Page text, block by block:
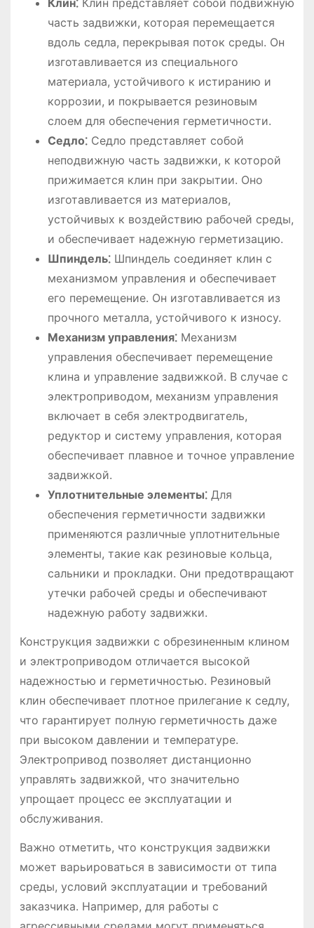
Клин⁚Клин представляет собой подвижную
часть задвижки, которая перемещается
вдоль седла, перекрывая поток среды. Он
изготавливается из специального
материала, устойчивого к истиранию и
коррозии, и покрывается резиновым
слоем для обеспечения герметичности.
Седло⁚Седло представляет собой
неподвижную часть задвижки, к которой
прижимается клин при закрытии. Оно
изготавливается из материалов,
устойчивых к воздействию рабочей среды,
и обеспечивает надежную герметизацию.
Шпиндель⁚Шпиндель соединяет клин с
механизмом управления и обеспечивает
его перемещение. Он изготавливается из
прочного металла, устойчивого к износу.
Механизм управления⁚Механизм
управления обеспечивает перемещение
клина и управление задвижкой. В случае с
электроприводом, механизм управления
включает в себя электродвигатель,
редуктор и систему управления, которая
обеспечивает плавное и точное управление
задвижкой.
Уплотнительные элементы⁚Для
обеспечения герметичности задвижки
применяются различные уплотнительные
элементы, такие как резиновые кольца,
сальники и прокладки. Они предотвращают
утечки рабочей среды и обеспечивают
надежную работу задвижки.
Конструкция задвижки с обрезиненным клином
и электроприводом отличается высокой
надежностью и герметичностью. Резиновый
клин обеспечивает плотное прилегание к седлу,
что гарантирует полную герметичность даже
при высоком давлении и температуре.
Электропривод позволяет дистанционно
управлять задвижкой, что значительно
упрощает процесс ее эксплуатации и
обслуживания.
Важно отметить, что конструкция задвижки
может варьироваться в зависимости от типа
среды, условий эксплуатации и требований
заказчика. Например, для работы с